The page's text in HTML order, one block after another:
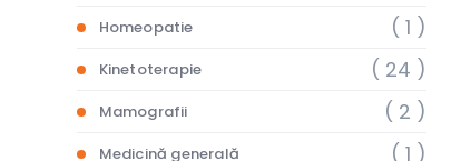
Homeopatie ( 1 )
Kinetoterapie ( 24 )
Mamografii ( 2 )
Medicină generală ( 1 )